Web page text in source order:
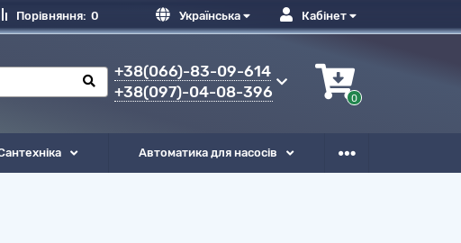
Кабінет
Українська
Порівняння: 0
+38(066)-83-09-614
+38(097)-04-08-396
0
Автоматика для насосів